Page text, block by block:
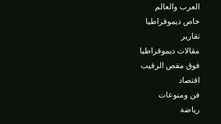
العرب والعالم
خاص ديموقراطيا
تقارير
مقالات ديموقراطيا
فوق مقص الرقيب
اقتصاد
فن ومنوعات
رياضة